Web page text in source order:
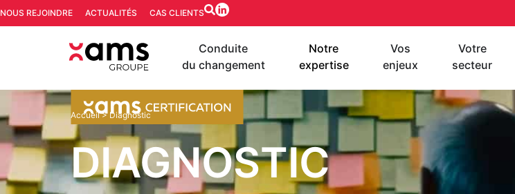
NOUS REJOINDRE ACTUALITÉS CAS CLIENTS
Conduite
du changement
Notre
expertise
Vos
enjeux
Votre
secteur
Accueil> Diagnostic
DIAGNOSTIC